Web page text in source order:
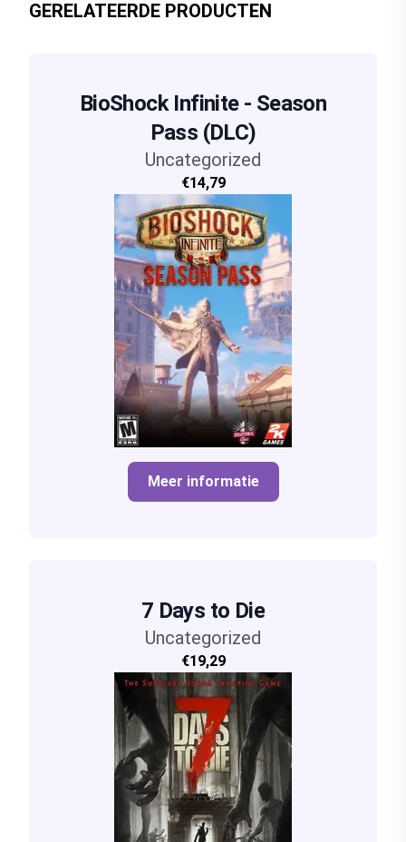
GERELATEERDE PRODUCTEN
BioShock Infinite - Season
Pass (DLC)
Uncategorized
€14,79
Meer informatie
7 Days to Die
Uncategorized
€19,29